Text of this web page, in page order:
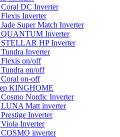
Coral DC Inverter
Flexis Inverter
Super Match Inverter
QUANTUM Inverter
STELLAR HP Inverter
Inverter
Flexis on/off
Tundra on/off
Coral on-off
KINGHOME
Cosmo Nordic Inverter
LUNA Matt inverter
Inverter
Viola Inverter
COSMO inverter